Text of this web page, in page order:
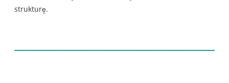
strukturę.